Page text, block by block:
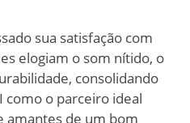
sua satisfação com
elogiam o som nítido, o
consolidando
como o parceiro ideal
amantes de um bom